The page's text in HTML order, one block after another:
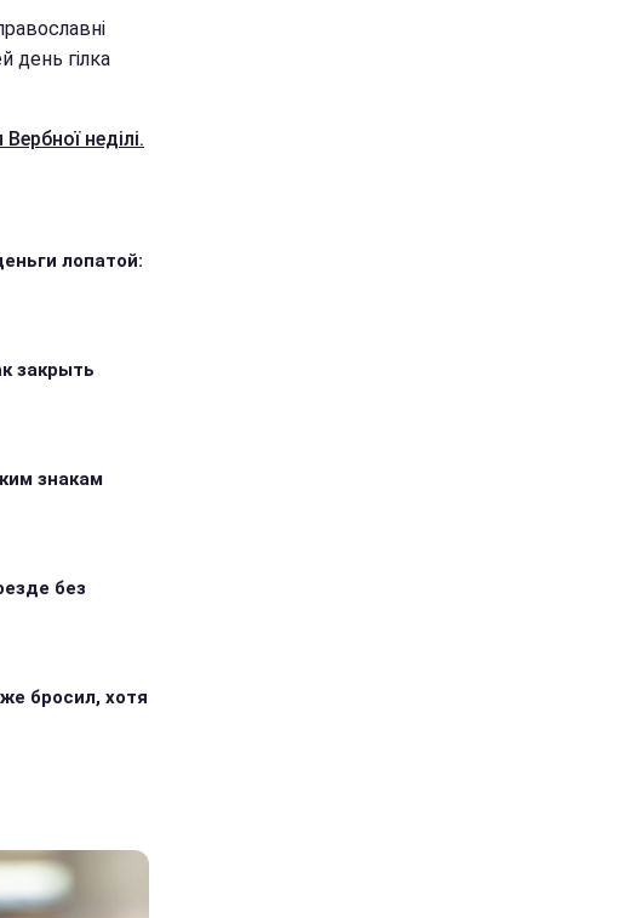
день гілка
неділі.
лопатой:
закрыть
знакам
без
бросил, хотя